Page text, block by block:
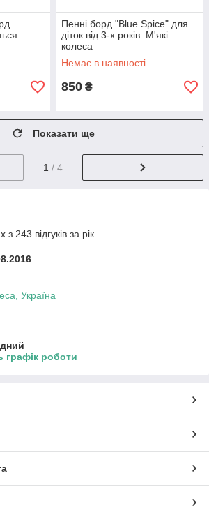
Пенні борд "Blue Spice" для
діток від 3-х років. М'які
колеса
Немає в наявності
850 ₴
Показати ще
1 / 4
243 відгуків за рік
Україна
графік роботи